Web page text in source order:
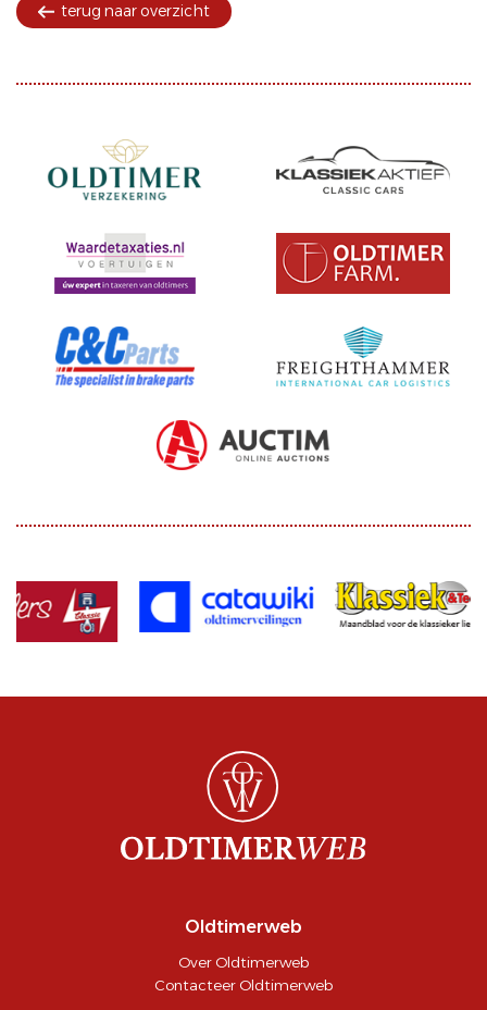
terug naar overzicht
Oldtimerweb
Over Oldtimerweb
Contacteer Oldtimerweb